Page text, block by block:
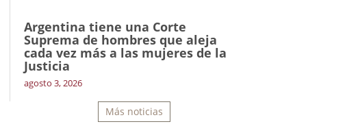
Argentina tiene una Corte
Suprema de hombres que aleja
cada vez más a las mujeres de la
Justicia
agosto 3, 2026
Más noticias